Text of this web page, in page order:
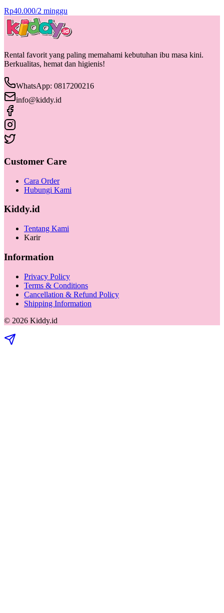
Rp40.000/2 minggu
Rental favorit yang paling memahami kebutuhan ibu masa kini.
Berkualitas, hemat dan higienis!
WhatsApp: 0817200216
info@kiddy.id
Customer Care
Cara Order
Hubungi Kami
Kiddy.id
Tentang Kami
Karir
Information
Privacy Policy
Terms & Conditions
Cancellation & Refund Policy
Shipping Information
© 2026 Kiddy.id